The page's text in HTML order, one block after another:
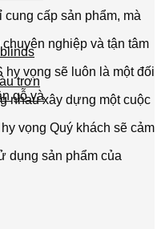
trơn
gỗ và
cung cấp sản phẩm, mà
nghiệp và tận tâm
vọng sẽ luôn là một đối
nhau xây dựng một cuộc
vọng Quý khách sẽ cảm
dụng sản phẩm của